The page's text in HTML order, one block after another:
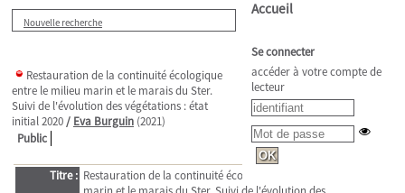
Nouvelle recherche
Restauration de la continuité écologique
entre le milieu marin et le marais du Ster.
Suivi de l'évolution des végétations : état
initial 2020/ Eva Burguin (2021)
Public
Titre : Restauration de la continuité écologique entre le milieu
Accueil
Se connecter
accéder à votre compte de
lecteur